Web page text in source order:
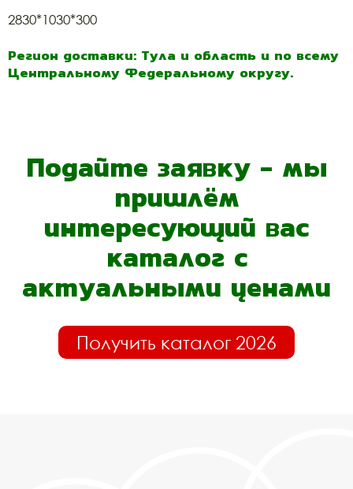
2830*1030*300
Регион доставки: Тула и область и по всему
Центральному Федеральному округу.
Подайте заявку - мы
пришлём
интересующий вас
каталог с
актуальными ценами
Получить каталог 2026